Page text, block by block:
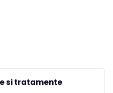
si tratamente